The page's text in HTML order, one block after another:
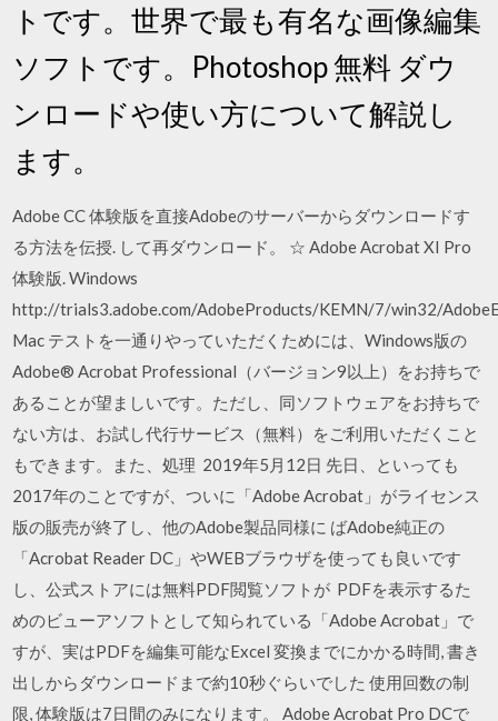
トです。世界で最も有名な画像編集
ソフトです。Photoshop 無料 ダウ
ンロードや使い方について解説し
ます。
Adobe CC 体験版を直接Adobeのサーバーからダウンロードす
る方法を伝授. して再ダウンロード。 ☆ Adobe Acrobat XI Pro
体験版. Windows
http://trials3.adobe.com/AdobeProducts/KEMN/7/win32/
Mac テストを一通りやっていただくためには、Windows版の
Adobe® Acrobat Professional（バージョン9以上）をお持ちで
あることが望ましいです。ただし、同ソフトウェアをお持ちで
ない方は、お試し代行サービス（無料）をご利用いただくこと
もできます。また、処理 2019年5月12日 先日、といっても
2017年のことですが、ついに「Adobe Acrobat」がライセンス
版の販売が終了し、他のAdobe製品同様に ばAdobe純正の
「Acrobat Reader DC」やWEBブラウザを使っても良いです
し、公式ストアには無料PDF閲覧ソフトが PDFを表示するた
めのビューアソフトとして知られている「Adobe Acrobat」で
すが、実はPDFを編集可能なExcel 変換までにかかる時間, 書き
出しからダウンロードまで約10秒ぐらいでした 使用回数の制
限, 体験版は7日間のみになります。 Adobe Acrobat Pro DCで